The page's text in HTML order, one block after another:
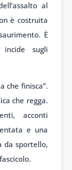
al
è costruita
È
incide sugli
che finisca”.
che regga.
acconti
e una
da sportello,